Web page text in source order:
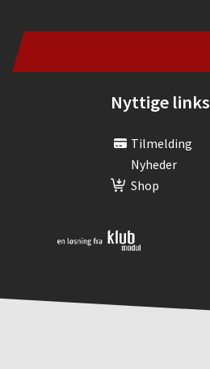
Nyttige links
Tilmelding
Nyheder
Shop